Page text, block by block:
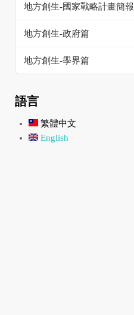
地方創生-國家戰略計畫簡報
地方創生-政府篇
地方創生-學界篇
語言
繁體中文
English